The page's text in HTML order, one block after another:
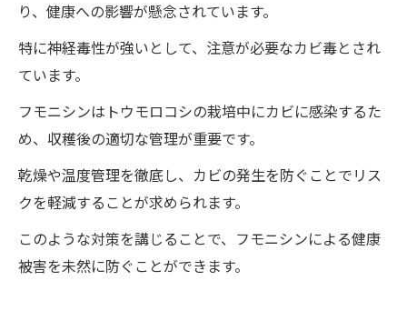
り、健康への影響が懸念されています。
特に神経毒性が強いとして、注意が必要なカビ毒とされ
ています。
フモニシンはトウモロコシの栽培中にカビに感染するた
め、収穫後の適切な管理が重要です。
乾燥や温度管理を徹底し、カビの発生を防ぐことでリス
クを軽減することが求められます。
このような対策を講じることで、フモニシンによる健康
被害を未然に防ぐことができます。